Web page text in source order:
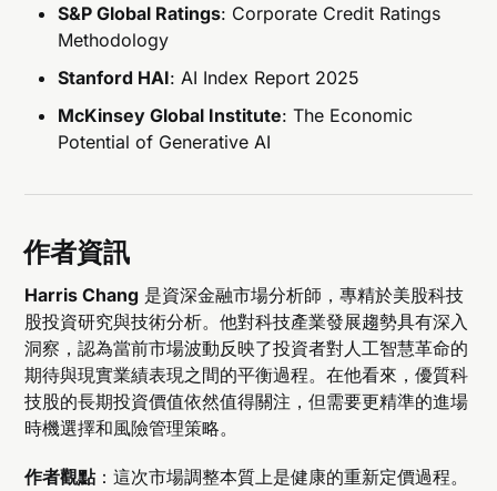
S&P Global Ratings: Corporate Credit Ratings
Methodology
Stanford HAI: AI Index Report 2025
McKinsey Global Institute: The Economic
Potential of Generative AI
作者資訊
Harris Chang 是資深金融市場分析師，專精於美股科技
股投資研究與技術分析。他對科技產業發展趨勢具有深入
洞察，認為當前市場波動反映了投資者對人工智慧革命的
期待與現實業績表現之間的平衡過程。在他看來，優質科
技股的長期投資價值依然值得關注，但需要更精準的進場
時機選擇和風險管理策略。
作者觀點：這次市場調整本質上是健康的重新定價過程。